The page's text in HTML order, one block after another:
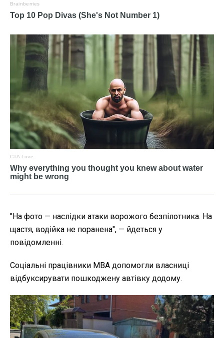
"На фото — наслідки атаки ворожого безпілотника. На
щастя, водійка не поранена", — йдеться у
повідомленні.
Соціальні працівники МВА допомогли власниці
відбуксирувати пошкоджену автівку додому.